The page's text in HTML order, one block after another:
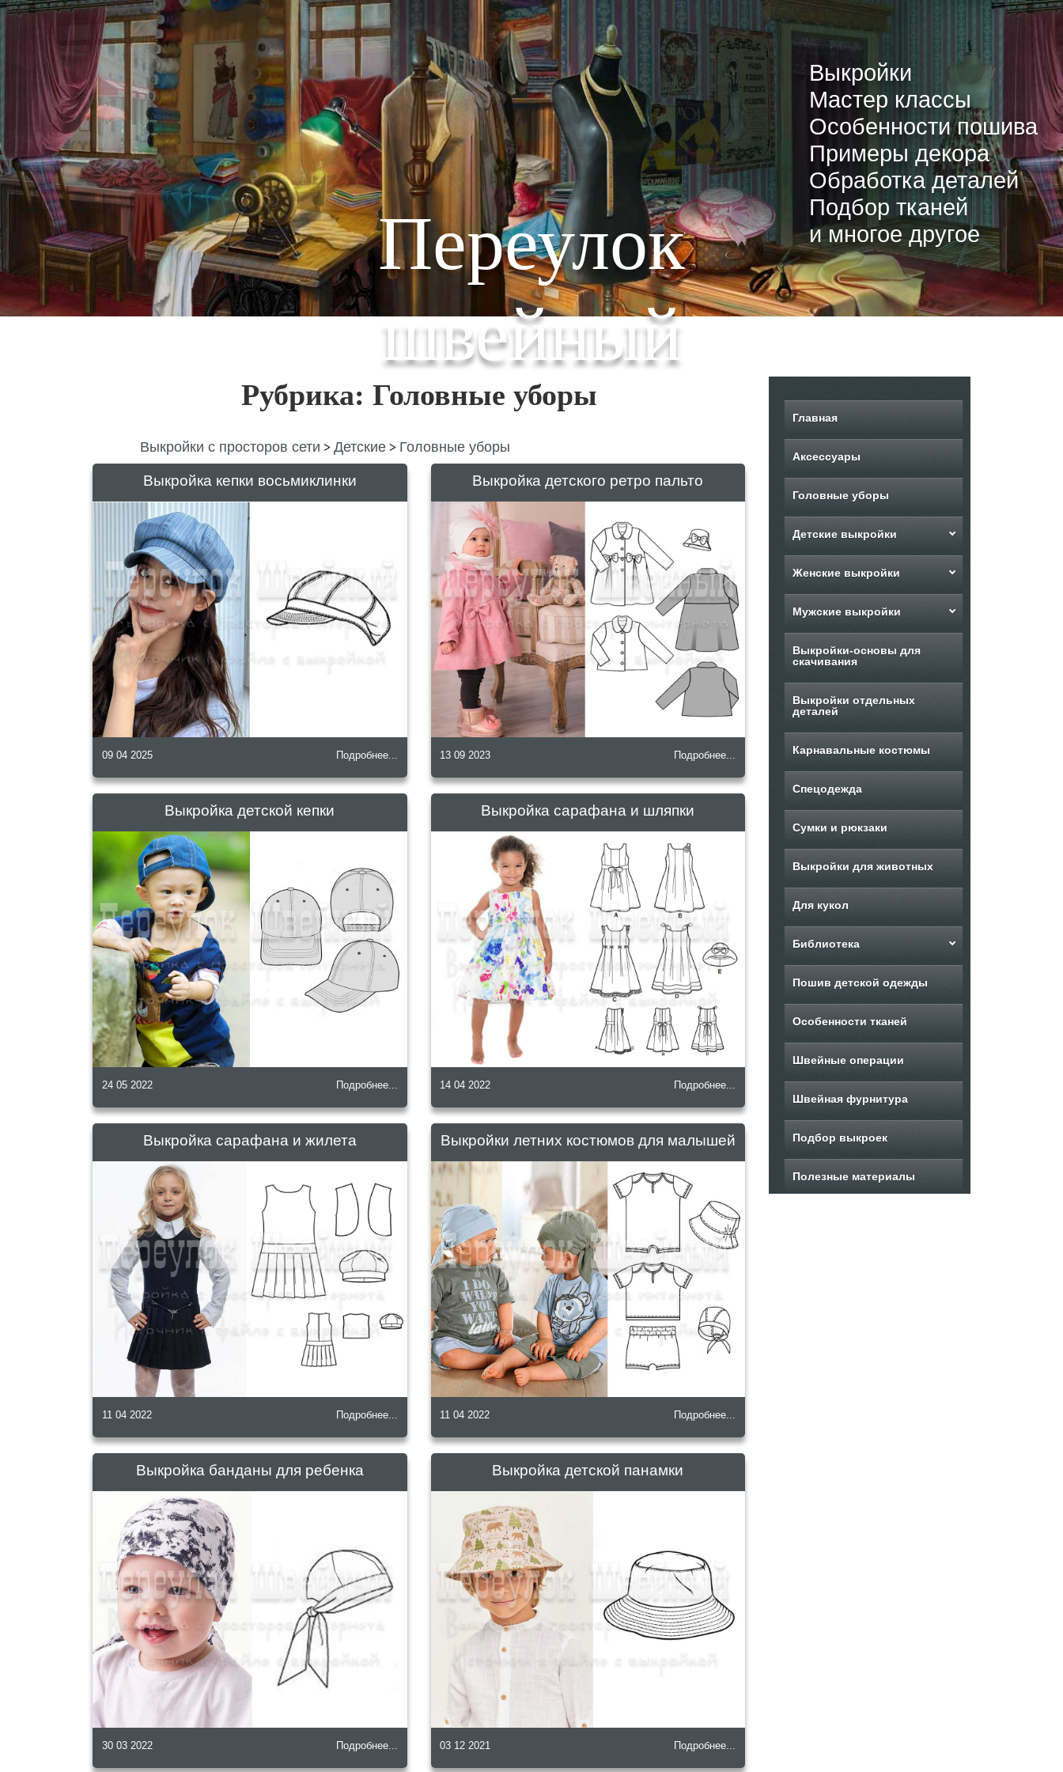
Переулок
швейный
Выкройки
Мастер классы
Особенности пошива
Примеры декора
Обработка деталей
Подбор тканей
и многое другое
Рубрика: Головные уборы
Выкройки с просторов сети > Детские > Головные уборы
Выкройка кепки восьмиклинки
09 04 2025 Подробнее...
Выкройка детского ретро пальто
13 09 2023 Подробнее...
Выкройка детской кепки
24 05 2022 Подробнее...
Выкройка сарафана и шляпки
14 04 2022 Подробнее...
Выкройка сарафана и жилета
11 04 2022 Подробнее...
Выкройки летних костюмов для малышей
11 04 2022 Подробнее...
Выкройка банданы для ребенка
30 03 2022 Подробнее...
Выкройка детской панамки
03 12 2021 Подробнее...
Главная
Аксессуары
Головные уборы
Детские выкройки
Женские выкройки
Мужские выкройки
Выкройки-основы для
скачивания
Выкройки отдельных
деталей
Карнавальные костюмы
Спецодежда
Сумки и рюкзаки
Выкройки для животных
Для кукол
Библиотека
Пошив детской одежды
Особенности тканей
Швейные операции
Швейная фурнитура
Подбор выкроек
Полезные материалы